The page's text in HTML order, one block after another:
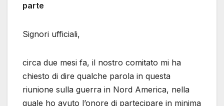
parte
Signori ufficiali,
circa due mesi fa, il nostro comitato mi ha
chiesto di dire qualche parola in questa
riunione sulla guerra in Nord America, nella
quale ho avuto l’onore di partecipare in minima